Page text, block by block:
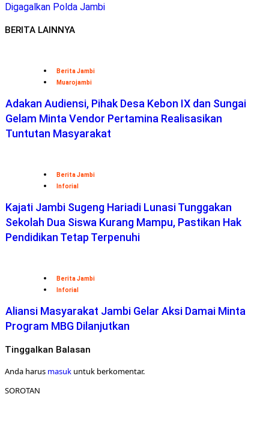
Digagalkan Polda Jambi
BERITA LAINNYA
Berita Jambi
Muarojambi
Adakan Audiensi, Pihak Desa Kebon IX dan Sungai
Gelam Minta Vendor Pertamina Realisasikan
Tuntutan Masyarakat
Berita Jambi
Inforial
Kajati Jambi Sugeng Hariadi Lunasi Tunggakan
Sekolah Dua Siswa Kurang Mampu, Pastikan Hak
Pendidikan Tetap Terpenuhi
Berita Jambi
Inforial
Aliansi Masyarakat Jambi Gelar Aksi Damai Minta
Program MBG Dilanjutkan
Tinggalkan Balasan
Anda harus masuk untuk berkomentar.
SOROTAN